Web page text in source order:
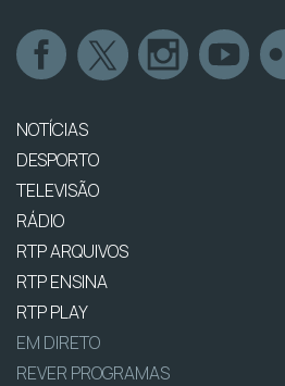
NOTÍCIAS
DESPORTO
TELEVISÃO
RÁDIO
RTP ARQUIVOS
RTP ENSINA
RTP PLAY
EM DIRETO
REVER PROGRAMAS